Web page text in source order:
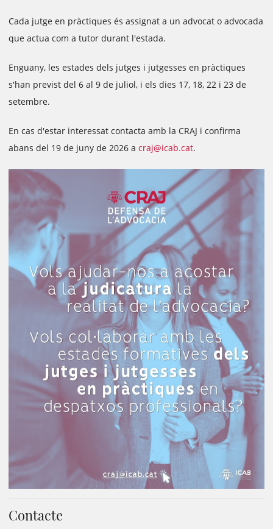
Cada jutge en pràctiques és assignat a un advocat o advocada
que actua com a tutor durant l'estada.
Enguany, les estades dels jutges i jutgesses en pràctiques
s'han previst del 6 al 9 de juliol, i els dies 17, 18, 22 i 23 de
setembre.
En cas d'estar interessat contacta amb la CRAJ i confirma
abans del 19 de juny de 2026 a craj@icab.cat.
Contacte